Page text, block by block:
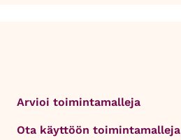
Arvioi toimintamalleja
Ota käyttöön toimintamalleja